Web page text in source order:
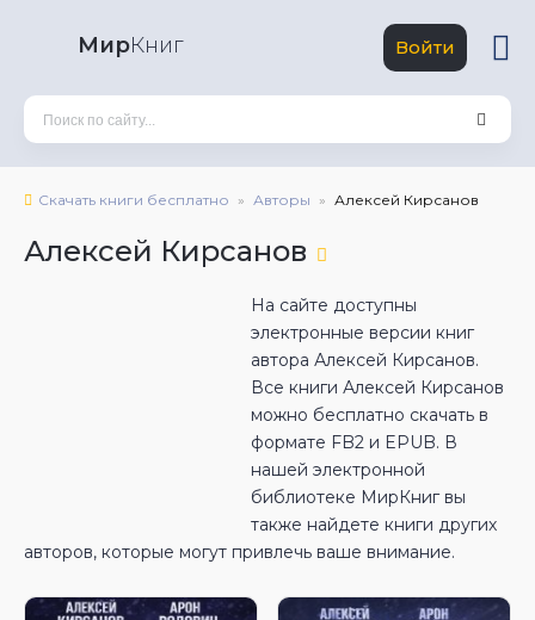
МирКниг Войти
Скачать книги бесплатно Авторы Алексей Кирсанов
Алексей Кирсанов
На сайте доступны
электронные версии книг
автора Алексей Кирсанов.
Все книги Алексей Кирсанов
можно бесплатно скачать в
формате FB2 и EPUB. В
нашей электронной
библиотеке МирКниг вы
также найдете книги других
авторов, которые могут привлечь ваше внимание.